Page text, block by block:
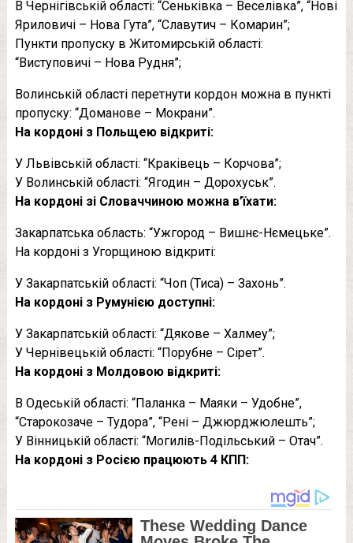
В Чернігівській області: “Сеньківка – Веселівка”, “Нові
Яриловичі – Нова Гута”, “Славутич – Комарин”;
Пункти пропуску в Житомирській області:
“Виступовичі – Нова Рудня”;
Волинській області перетнути кордон можна в пункті
пропуску: “Доманове – Мокрани”.
На кордоні з Польщею відкриті:
У Львівській області: “Краківець – Корчова”;
У Волинській області: “Ягодин – Дорохуськ”.
На кордоні зі Словаччиною можна в’їхати:
Закарпатська область: “Ужгород – Вишнє-Нємецьке”.
На кордоні з Угорщиною відкриті:
У Закарпатській області: “Чоп (Тиса) – Захонь”.
На кордоні з Румунією доступні:
У Закарпатській області: “Дякове – Халмеу”;
У Чернівецькій області: “Порубне – Сірет”.
На кордоні з Молдовою відкриті:
В Одеській області: “Паланка – Маяки – Удобне”,
“Старокозаче – Тудора”, “Рені – Джюрджюлешть”;
У Вінницькій області: “Могилів-Подільський – Отач”.
На кордоні з Росією працюють 4 КПП: